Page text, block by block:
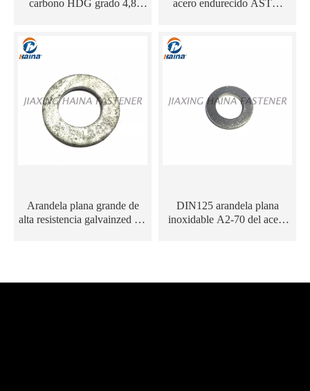
carbono HDG grado 4,8
acero endurecido ASTM
Arandela plana grande de
alta resistencia galvainzed del
DIN125 arandela plana
inoxidable A2-70 del acero